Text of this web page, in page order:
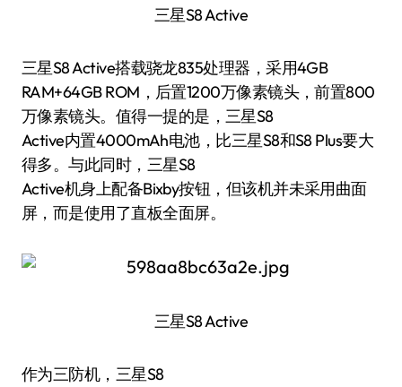
三星S8 Active
三星S8 Active搭载骁龙835处理器，采用4GB
RAM+64GB ROM，后置1200万像素镜头，前置800
万像素镜头。值得一提的是，三星S8
Active内置4000mAh电池，比三星S8和S8 Plus要大
得多。与此同时，三星S8
Active机身上配备Bixby按钮，但该机并未采用曲面
屏，而是使用了直板全面屏。
三星S8 Active
作为三防机，三星S8